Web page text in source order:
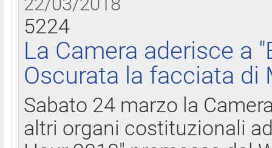
5224
La Camera aderisce a
Oscurata la facciata di
Sabato 24 marzo la
altri organi costituzionali